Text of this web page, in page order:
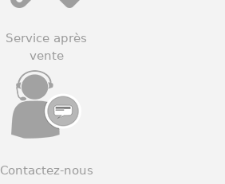
Service après
vente
Contactez-nous